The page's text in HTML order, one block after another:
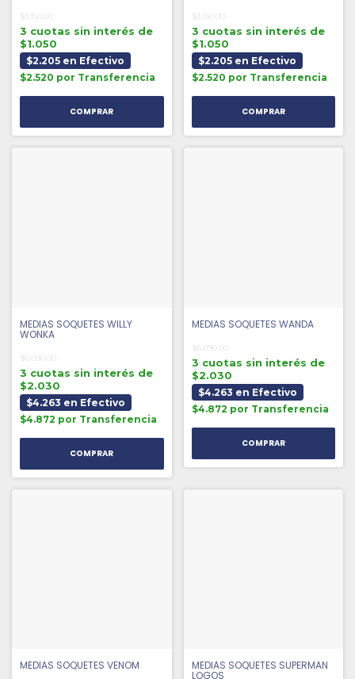
$3.150,00
3 cuotas sin interés de
$1.050
$2.205 en Efectivo
$2.520 por Transferencia
$3.150,00
3 cuotas sin interés de
$1.050
$2.205 en Efectivo
$2.520 por Transferencia
MEDIAS SOQUETES WILLY
WONKA
$6.090,00
3 cuotas sin interés de
$2.030
$4.263 en Efectivo
$4.872 por Transferencia
MEDIAS SOQUETES WANDA
$6.090,00
3 cuotas sin interés de
$2.030
$4.263 en Efectivo
$4.872 por Transferencia
MEDIAS SOQUETES VENOM MEDIAS SOQUETES SUPERMAN
LOGOS